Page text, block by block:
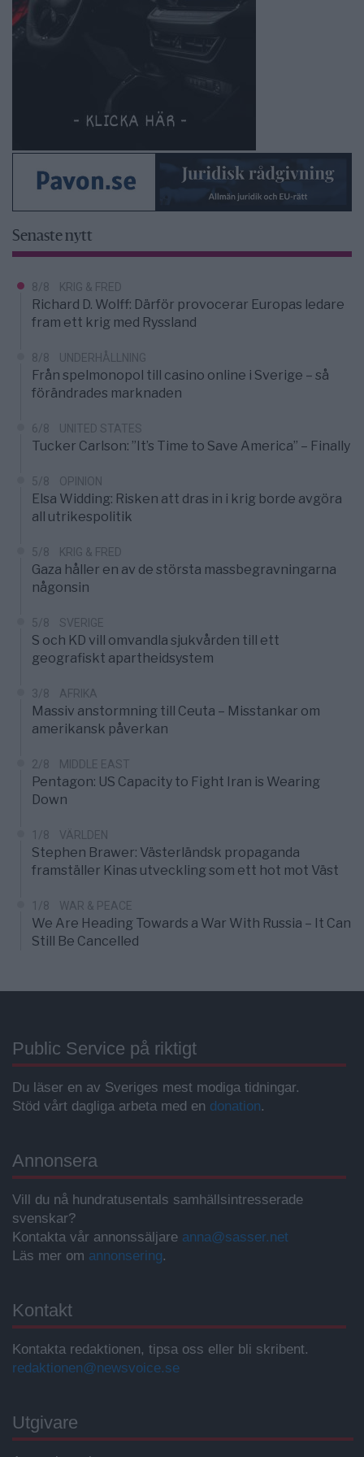
Senaste nytt
8/8 KRIG & FRED
Richard D. Wolff: Därför provocerar Europas ledare
fram ett krig med Ryssland
8/8 UNDERHÅLLNING
Från spelmonopol till casino online i Sverige – så
förändrades marknaden
6/8 UNITED STATES
Tucker Carlson: ”It’s Time to Save America” – Finally
5/8 OPINION
Elsa Widding: Risken att dras in i krig borde avgöra
all utrikespolitik
5/8 KRIG & FRED
Gaza håller en av de största massbegravningarna
någonsin
5/8 SVERIGE
S och KD vill omvandla sjukvården till ett
geografiskt apartheidsystem
3/8 AFRIKA
Massiv anstormning till Ceuta – Misstankar om
amerikansk påverkan
2/8 MIDDLE EAST
Pentagon: US Capacity to Fight Iran is Wearing
Down
1/8 VÄRLDEN
Stephen Brawer: Västerländsk propaganda
framställer Kinas utveckling som ett hot mot Väst
1/8 WAR & PEACE
We Are Heading Towards a War With Russia – It Can
Still Be Cancelled
Public Service på riktigt
Du läser en av Sveriges mest modiga tidningar.
Stöd vårt dagliga arbeta med en donation.
Annonsera
Vill du nå hundratusentals samhällsintresserade
svenskar?
Kontakta vår annonssäljare anna@sasser.net
Läs mer om annonsering.
Kontakt
Kontakta redaktionen, tipsa oss eller bli skribent.
redaktionen@newsvoice.se
Utgivare